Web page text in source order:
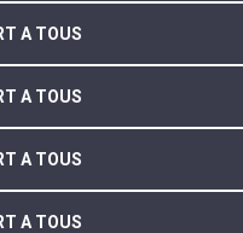
A TOUS
A TOUS
A TOUS
A TOUS